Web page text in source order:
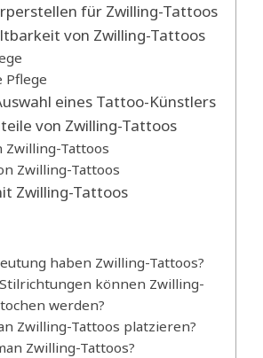
für Zwilling-Tattoos
von Zwilling-Tattoos
Pflege
eines Tattoo-Künstlers
von Zwilling-Tattoos
Zwilling-Tattoos
Zwilling-Tattoos
Zwilling-Tattoos
haben Zwilling-Tattoos?
können Zwilling-
werden?
Zwilling-Tattoos platzieren?
Zwilling-Tattoos?